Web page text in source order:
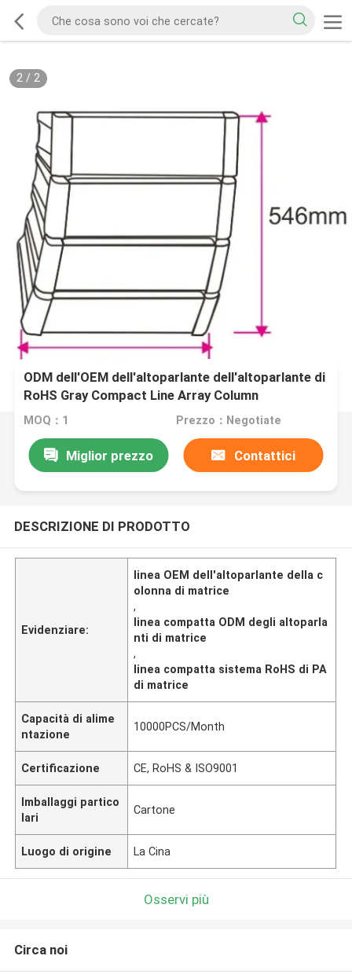
2/ 2
ODM dell'OEM dell'altoparlante dell'altoparlante di
RoHS Gray Compact Line Array Column
MOQ：1 Prezzo：Negotiate
Miglior prezzo Contattici
DESCRIZIONE DI PRODOTTO
Evidenziare:
linea OEM dell'altoparlante della c
olonna di matrice
,
linea compatta ODM degli altoparla
nti di matrice
,
linea compatta sistema RoHS di PA
di matrice
Capacità di alime
ntazione
10000PCS/Month
Certificazione CE, RoHS & ISO9001
Imballaggi partico
lari
Cartone
Luogo di origine La Cina
Osservi più
Circa noi